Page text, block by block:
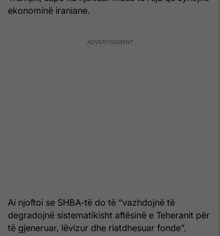
ekonominë iraniane.
Ai njoftoi se SHBA-të do të “vazhdojnë të
degradojnë sistematikisht aftësinë e Teheranit për
të gjeneruar, lëvizur dhe riatdhesuar fonde”.